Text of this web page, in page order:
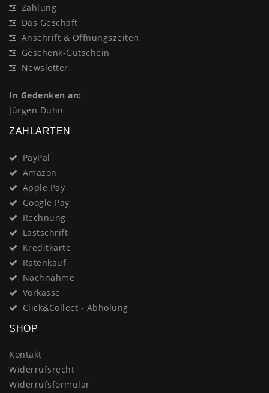
Zahlung
Das Geschäft
Anschrift & Öffnungszeiten
Geschenk-Gutschein
Newsletter
In Gedenken an:
Jürgen Duhn
ZAHLARTEN
PayPal
Amazon
Apple Pay
Google Pay
Rechnung
Lastschrift
Kreditkarte
Ratenkauf
Nachnahme
Vorkasse
Click&Collect - Abholung
SHOP
Kontakt
Widerrufsrecht
Widerrufsformular